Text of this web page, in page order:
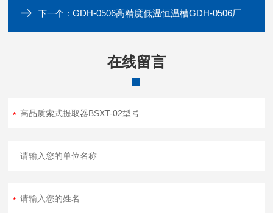
下一个：GDH-0506高精度低温恒温槽GDH-0506厂家现货
在线留言